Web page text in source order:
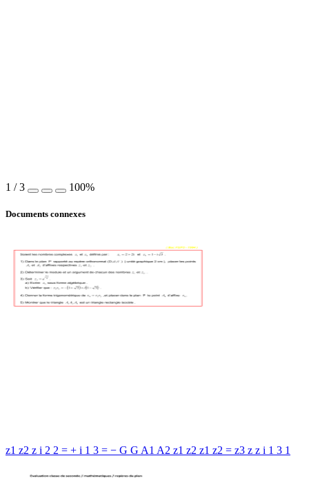
1 /3 100%
Documents connexes
z1 z2 z i 2 2 = + i 1 3 = − G G A1 A2 z1 z2 z1 z2 = z3 z z i 1 3 1